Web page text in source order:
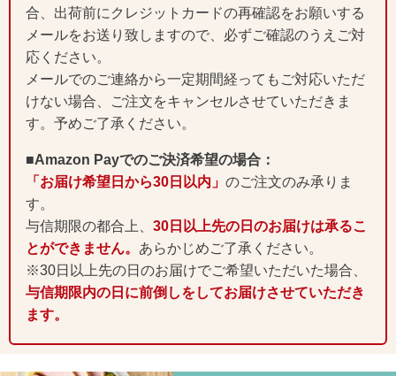
合、出荷前にクレジットカードの再確認をお願いする
メールをお送り致しますので、必ずご確認のうえご対
応ください。
メールでのご連絡から一定期間経ってもご対応いただ
けない場合、ご注文をキャンセルさせていただきま
す。予めご了承ください。
■Amazon Payでのご決済希望の場合：
「お届け希望日から30日以内」のご注文のみ承りま
す。
与信期限の都合上、30日以上先の日のお届けは承るこ
とができません。 あらかじめご了承ください。
※30日以上先の日のお届けでご希望いただいた場合、
与信期限内の日に前倒しをしてお届けさせていただき
ます。